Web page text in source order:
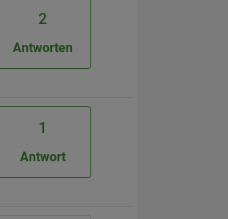
2
Antworten
1
Antwort